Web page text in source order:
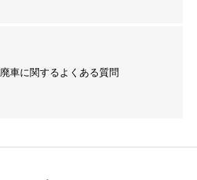
廃車に関するよくある質問